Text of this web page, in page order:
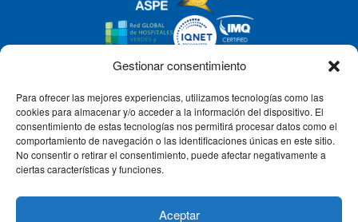
Gestionar consentimiento
Para ofrecer las mejores experiencias, utilizamos tecnologías como las
cookies para almacenar y/o acceder a la información del dispositivo. El
consentimiento de estas tecnologías nos permitirá procesar datos como el
comportamiento de navegación o las identificaciones únicas en este sitio.
No consentir o retirar el consentimiento, puede afectar negativamente a
ciertas características y funciones.
Aceptar
CLÍNICA CEMTRO
QUIÉNES SOMOS